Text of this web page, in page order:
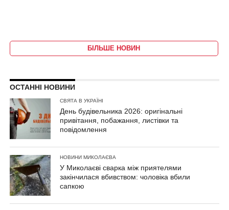
БІЛЬШЕ НОВИН
ОСТАННІ НОВИНИ
СВЯТА В УКРАЇНІ
День будівельника 2026: оригінальні
привітання, побажання, листівки та
повідомлення
НОВИНИ МИКОЛАЄВА
У Миколаєві сварка між приятелями
закінчилася вбивством: чоловіка вбили
сапкою